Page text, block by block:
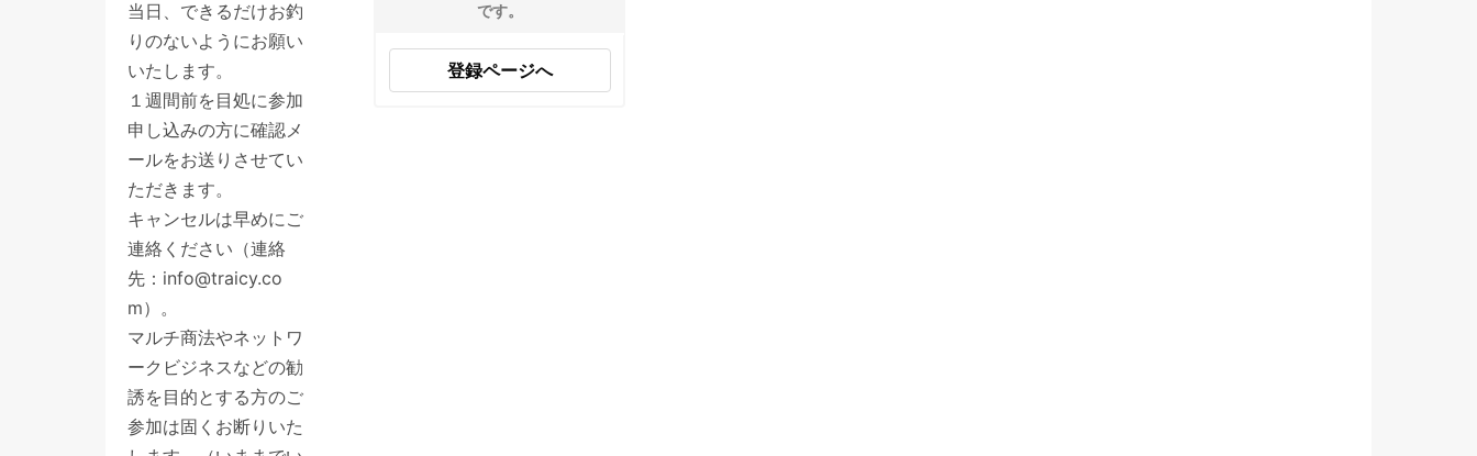
当日、できるだけお釣
りのないようにお願い
いたします。
１週間前を目処に参加
申し込みの方に確認メ
ールをお送りさせてい
ただきます。
キャンセルは早めにご
連絡ください（連絡
先： info@traicy.co
m）。
マルチ商法やネットワ
ークビジネスなどの勧
誘を目的とする方のご
参加は固くお断りいた
です。
登録ページへ